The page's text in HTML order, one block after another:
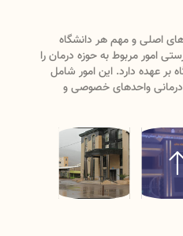
معاونت درمان دانشگاه علوم پزشکی لرستان دارای دو واحد
بخشی ، مدیریت بیماریها و
سه
تعرفه و استاندارد) می باشد که با
درمان دانشگاه علوم